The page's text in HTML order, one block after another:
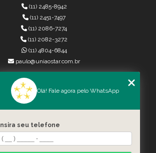
(11) 2485-8942
(11) 2451-7497
(11) 2086-7274
(11) 4804-6844
(11) 2082-3272
paulo@uniaostar.com.br
MENU
QUEM SOMOS
SERVIÇOS
CONTATO
CATEGORIAS
MAPA DO SITE
Olá! Fale agora pelo WhatsApp
Insira seu telefone